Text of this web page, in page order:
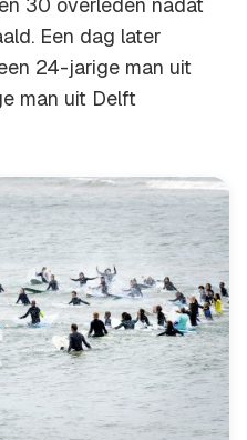
30 overleden nadat
Een dag later
24-jarige man uit
man uit Delft